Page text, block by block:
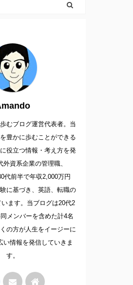
むブログ運営代表者。当
豊かに歩むことができる
役立つ情報・考え方を発
資系企業の管理職、
代前半で年収2,000万円
に基づき、英語、転職の
ます。当ブログは20代2
メンバーを含めた計4名
の方が人生をイージーに
い情報を発信していきま
す。